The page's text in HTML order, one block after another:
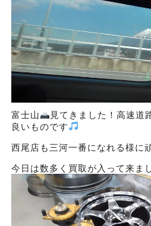
富士山
見てきました！高速道
良いものです
西尾店も三河一番になれる様に
今日は数多く買取が入って来ま